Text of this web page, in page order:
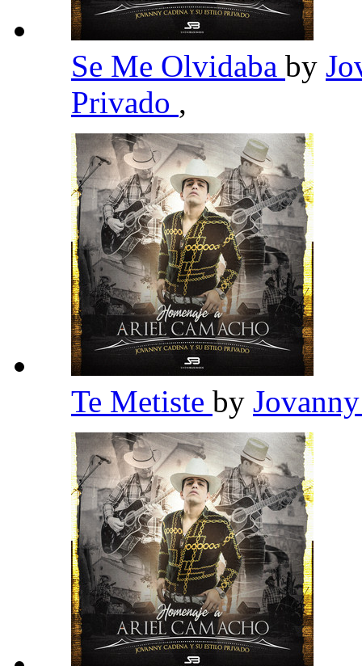
Se Me Olvidaba by
Privado ,
Te Metiste by